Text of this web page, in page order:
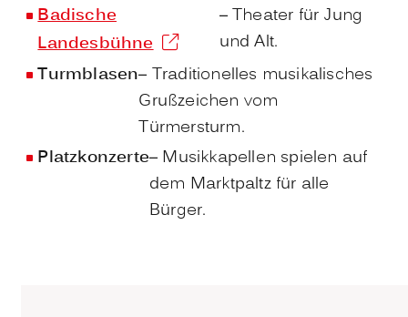
Badische
Landesbühne
– Theater für Jung
und Alt.
Turmblasen– Traditionelles musikalisches
Grußzeichen vom
Türmersturm.
Platzkonzerte– Musikkapellen spielen auf
dem Marktpaltz für alle
Bürger.